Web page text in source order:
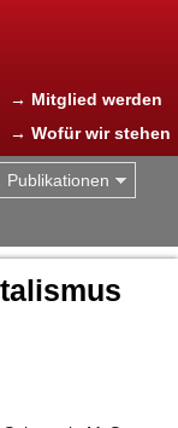
→ Mitglied werden
→ Wofür wir stehen
Publikationen